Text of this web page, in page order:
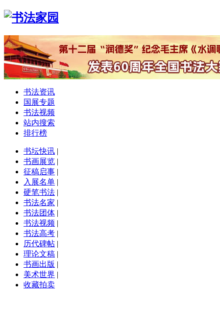
书法资讯
国展专题
书法视频
站内搜索
排行榜
书坛快讯 |
书画展览 |
征稿启事 |
入展名单 |
硬笔书法 |
书法名家 |
书法团体 |
书法视频 |
书法高考 |
历代碑帖 |
理论文稿 |
书画出版 |
美术世界 |
收藏拍卖